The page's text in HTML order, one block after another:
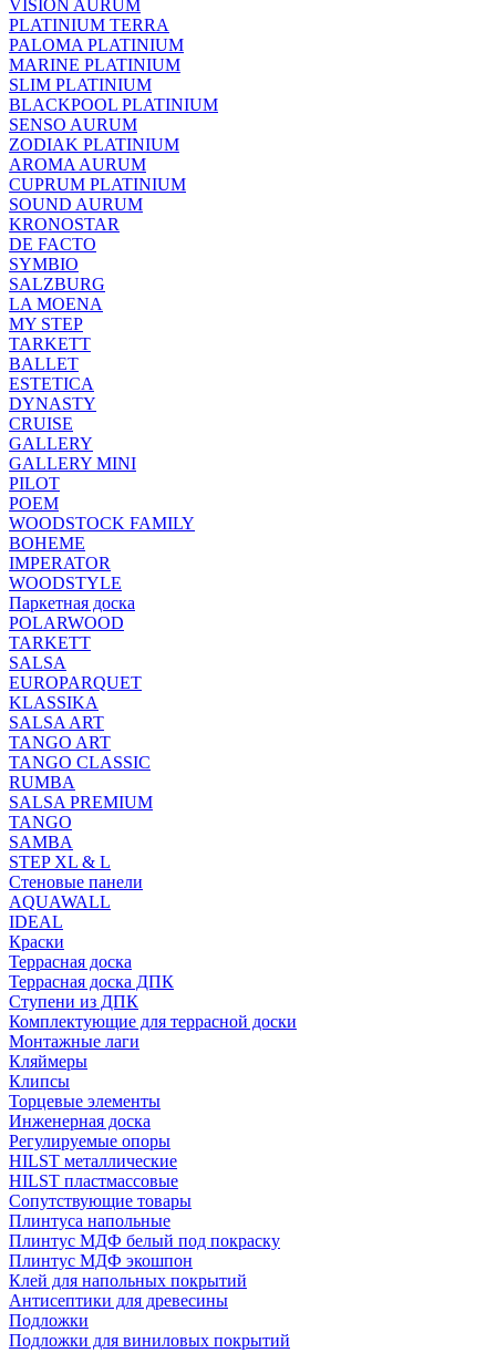
VISION AURUM
PLATINIUM TERRA
PALOMA PLATINIUM
MARINE PLATINIUM
SLIM PLATINIUM
BLACKPOOL PLATINIUM
SENSO AURUM
ZODIAK PLATINIUM
AROMA AURUM
CUPRUM PLATINIUM
SOUND AURUM
KRONOSTAR
DE FACTO
SYMBIO
SALZBURG
LA MOENA
MY STEP
TARKETT
BALLET
ESTETICA
DYNASTY
CRUISE
GALLERY
GALLERY MINI
PILOT
POEM
WOODSTOCK FAMILY
BOHEME
IMPERATOR
WOODSTYLE
Паркетная доска
POLARWOOD
TARKETT
SALSA
EUROPARQUET
KLASSIKA
SALSA ART
TANGO ART
TANGO CLASSIC
RUMBA
SALSA PREMIUM
TANGO
SAMBA
STEP XL & L
Стеновые панели
AQUAWALL
IDEAL
Краски
Террасная доска
Террасная доска ДПК
Ступени из ДПК
Комплектующие для террасной доски
Монтажные лаги
Кляймеры
Клипсы
Торцевые элементы
Инженерная доска
Регулируемые опоры
HILST металлические
HILST пластмассовые
Сопутствующие товары
Плинтуса напольные
Плинтус МДФ белый под покраску
Плинтус МДФ экошпон
Клей для напольных покрытий
Антисептики для древесины
Подложки
Подложки для виниловых покрытий